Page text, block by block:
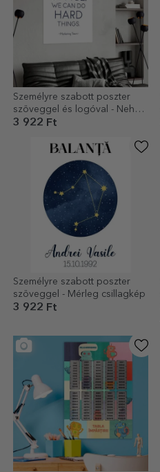
Személyre szabott poszter
szöveggel és logóval - Nehéz
dolgok
3 922 Ft
Személyre szabott poszter
szöveggel - Mérleg csillagkép
3 922 Ft